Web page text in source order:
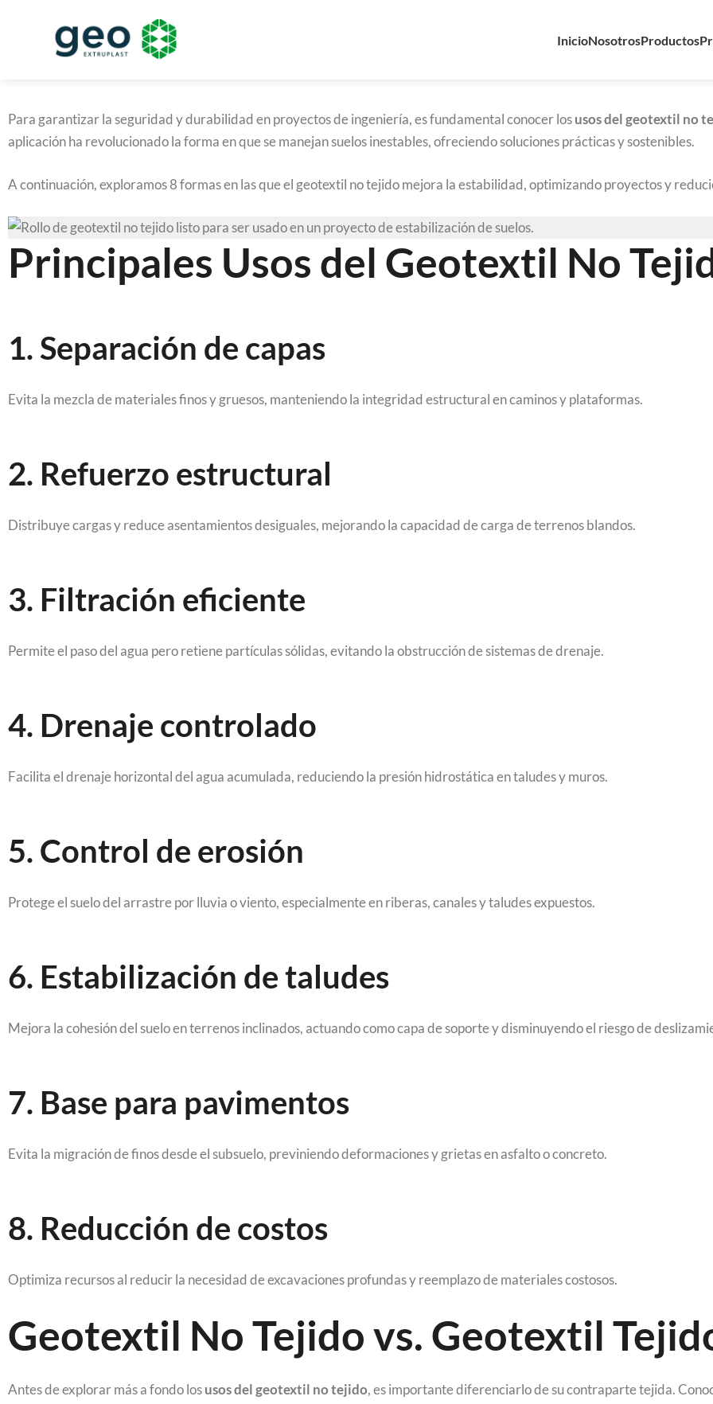
InicioNosotrosProductos
Para garantizar la seguridad y durabilidad en proyectos de ingeniería, es fundamental conocer losusos del geotextil no
aplicación ha revolucionado la forma en que se manejan suelos inestables, ofreciendo soluciones prácticas y sostenibles.
A continuación, exploramos 8 formas en las que el geotextil no tejido mejora la estabilidad, optimizando proyectos y
Principales Usos del Geotextil No
1. Separación de capas
Evita la mezcla de materiales finos y gruesos, manteniendo la integridad estructural en caminos y plataformas.
2. Refuerzo estructural
Distribuye cargas y reduce asentamientos desiguales, mejorando la capacidad de carga de terrenos blandos.
3. Filtración eficiente
Permite el paso del agua pero retiene partículas sólidas, evitando la obstrucción de sistemas de drenaje.
4. Drenaje controlado
Facilita el drenaje horizontal del agua acumulada, reduciendo la presión hidrostática en taludes y muros.
5. Control de erosión
Protege el suelo del arrastre por lluvia o viento, especialmente en riberas, canales y taludes expuestos.
6. Estabilización de taludes
Mejora la cohesión del suelo en terrenos inclinados, actuando como capa de soporte y disminuyendo el riesgo de
7. Base para pavimentos
Evita la migración de finos desde el subsuelo, previniendo deformaciones y grietas en asfalto o concreto.
8. Reducción de costos
Optimiza recursos al reducir la necesidad de excavaciones profundas y reemplazo de materiales costosos.
Geotextil No Tejido vs. Geotextil
Antes de explorar más a fondo losusos del geotextil no tejido, es importante diferenciarlo de su contraparte tejida.